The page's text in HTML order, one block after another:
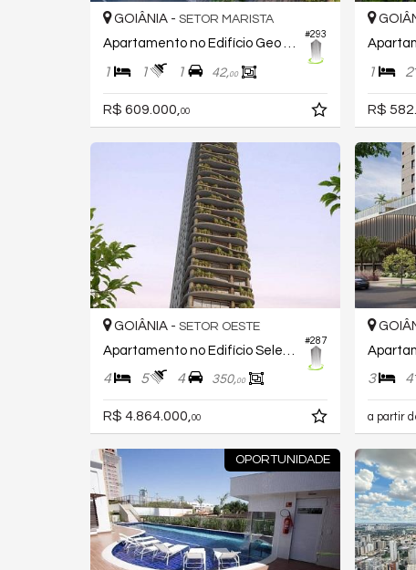
#293
GOIÂNIA - SETOR MARISTA
Apartamento no Edifício Geo Home 136
1 1 1 42,00
R$ 609.000, 00
1 2
R$
#287
GOIÂNIA - SETOR OESTE
4 5 4 350,00
R$ 4.864.000, 00
3 4
a partir
OPORTUNIDADE